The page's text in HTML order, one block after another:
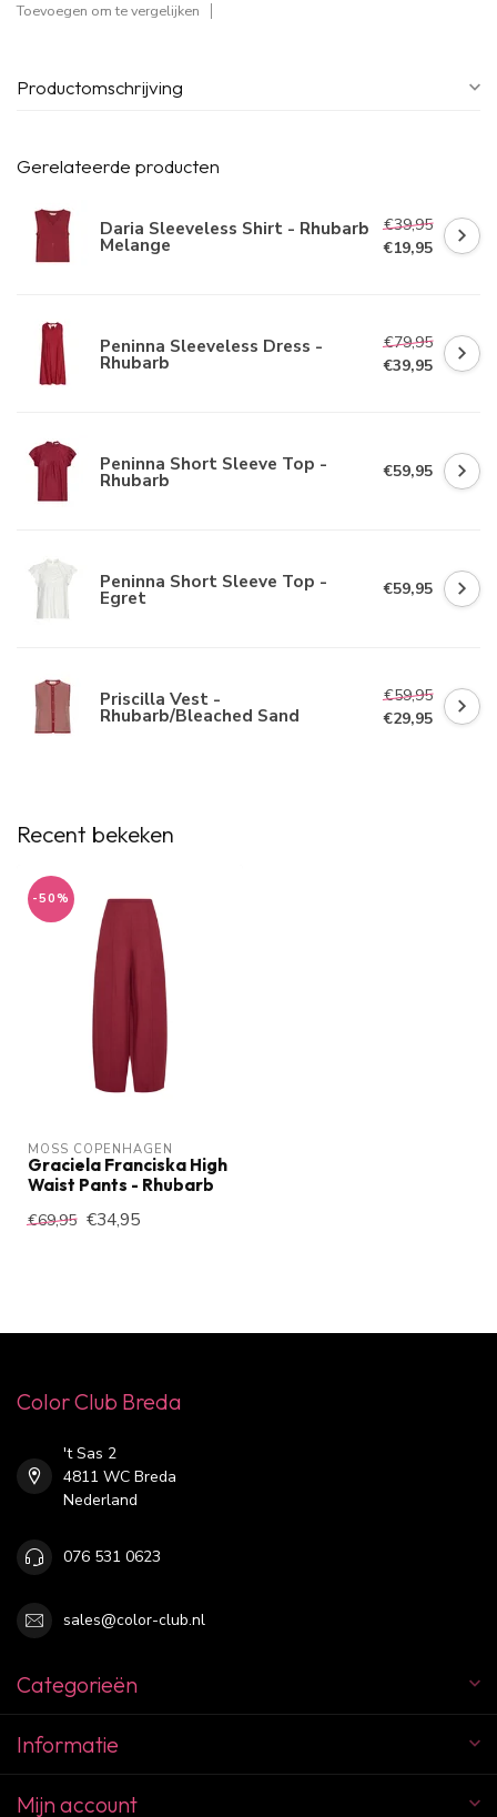
Toevoegen om te vergelijken
Productomschrijving
Gerelateerde producten
Daria Sleeveless Shirt - Rhubarb
Melange
€39,95
€19,95
Peninna Sleeveless Dress -
Rhubarb
€79,95
€39,95
Peninna Short Sleeve Top -
Rhubarb €59,95
Peninna Short Sleeve Top -
Egret €59,95
Priscilla Vest -
Rhubarb/Bleached Sand
€59,95
€29,95
Recent bekeken
-50%
MOSS COPENHAGEN
Graciela Franciska High
Waist Pants - Rhubarb
€69,95 €34,95
Color Club Breda
't Sas 2
4811 WC Breda
Nederland
076 531 0623
sales@color-club.nl
Categorieën
Informatie
Mijn account